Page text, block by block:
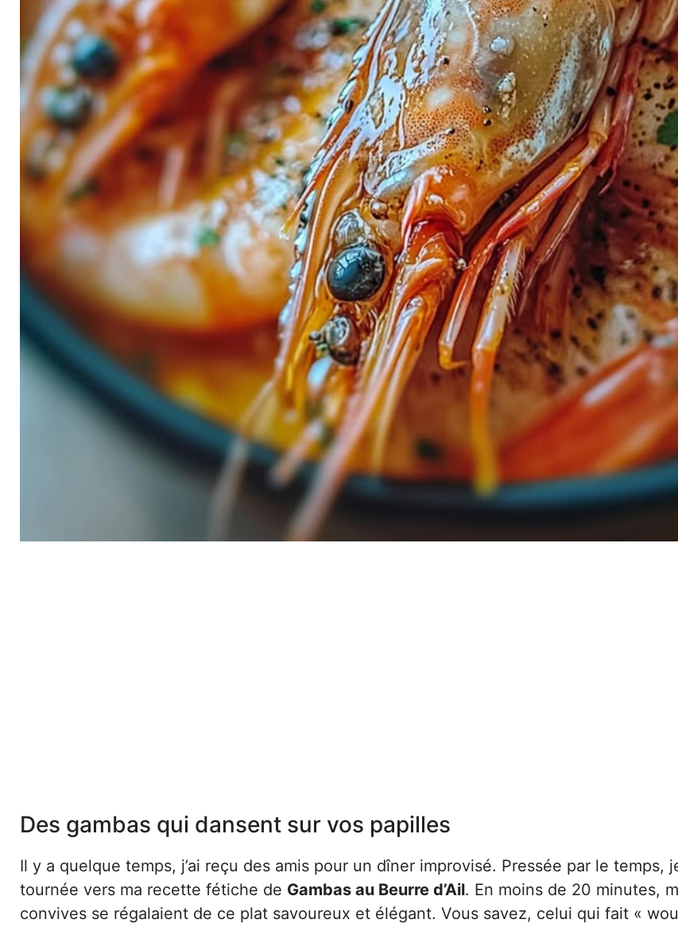
Des gambas qui dansent sur vos papilles
Il y a quelque temps, j’ai reçu des amis pour un dîner improvisé. Pressée par le temps,
tournée vers ma recette fétiche de Gambas au Beurre d’Ail. En moins de 20 minutes,
convives se régalaient de ce plat savoureux et élégant. Vous savez, celui qui fait «